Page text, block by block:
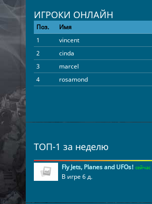
ИГРОКИ ОНЛАЙН
Поз. Имя
1
vincent
2
cinda
3
marcel
4
rosamond
ТОП-1 за неделю
Fly Jets, Planes and UFOs! сейчас
В игре 6 д.